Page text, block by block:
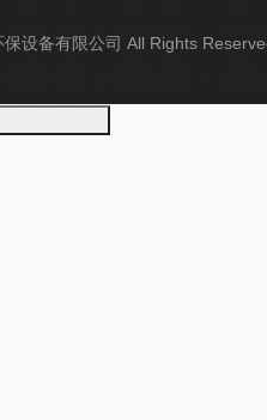
设备有限公司 All Rights